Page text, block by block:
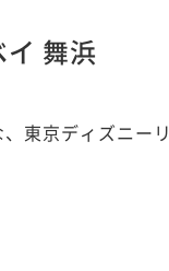
舞浜
東京ディズニーリ